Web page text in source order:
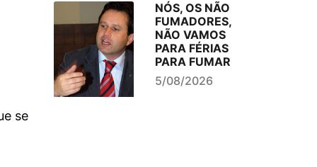
se
NÓS, OS NÃO
FUMADORES,
NÃO VAMOS
PARA FÉRIAS
PARA FUMAR
5/08/2026